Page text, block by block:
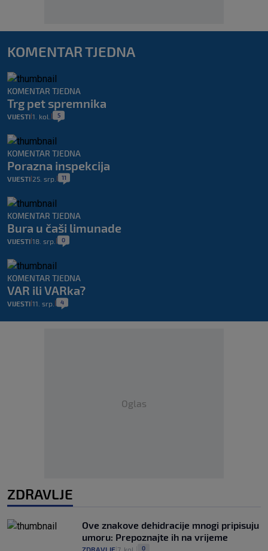
KOMENTAR TJEDNA
KOMENTAR TJEDNA
Trg pet spremnika
VIJESTI 1. kol. 5
KOMENTAR TJEDNA
Porazna inspekcija
VIJESTI 25. srp. 11
KOMENTAR TJEDNA
Bura u čaši limunade
VIJESTI 18. srp. 0
KOMENTAR TJEDNA
VAR ili VARka?
VIJESTI 11. srp. 4
Oglas
ZDRAVLJE
Ove znakove dehidracije mnogi pripisuju
umoru: Prepoznajte ih na vrijeme
ZDRAVLJE 7. kol. 0